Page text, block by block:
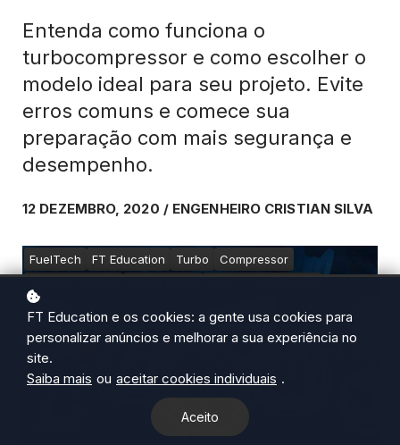
Entenda como funciona o
turbocompressor e como escolher o
modelo ideal para seu projeto. Evite
erros comuns e comece sua
preparação com mais segurança e
desempenho.
12 DEZEMBRO, 2020 / ENGENHEIRO CRISTIAN SILVA
FuelTech FT Education Turbo
Compressor
FT Education e os cookies: a gente usa cookies para
personalizar anúncios e melhorar a sua experiência no
site.
Saiba mais ou aceitar cookies individuais .
Aceito